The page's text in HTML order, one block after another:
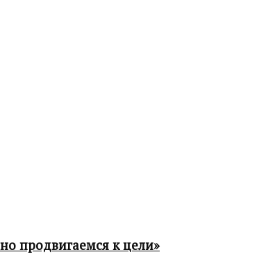
продвигаемся к цели»